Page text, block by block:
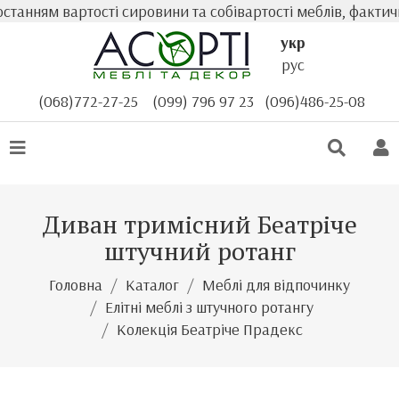
вартості сировини та собівартості меблів,
укр
рус
(068)772-27-25
(099) 796 97 23 (096)486-25-08
Диван тримісний Беатріче
штучний ротанг
Головна Каталог
Меблі для відпочинку
Елітні меблі з штучного ротангу
Колекція Беатріче Прадекс